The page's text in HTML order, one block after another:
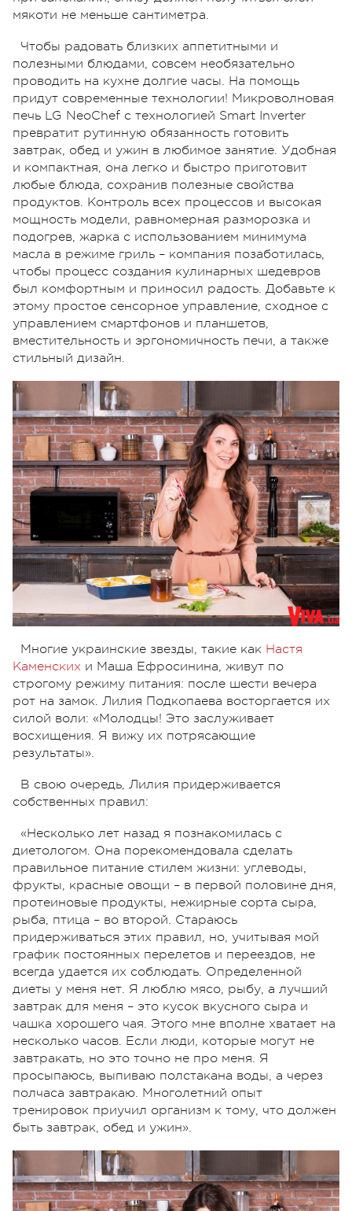
мякоти не меньше сантиметра.
Чтобы радовать близких аппетитными и
полезными блюдами, совсем необязательно
проводить на кухне долгие часы. На помощь
придут современные технологии! Микроволновая
печь LG NeoChef c технологией Smart Inverter
превратит рутинную обязанность готовить
завтрак, обед и ужин в любимое занятие. Удобная
и компактная, она легко и быстро приготовит
любые блюда, сохранив полезные свойства
продуктов. Контроль всех процессов и высокая
мощность модели, равномерная разморозка и
подогрев, жарка с использованием минимума
масла в режиме гриль – компания позаботилась,
чтобы процесс создания кулинарных шедевров
был комфортным и приносил радость. Добавьте к
этому простое сенсорное управление, сходное с
управлением смартфонов и планшетов,
вместительность и эргономичность печи, а также
стильный дизайн.
Многие украинские звезды, такие как Настя
Каменских и Маша Ефросинина, живут по
строгому режиму питания: после шести вечера
рот на замок. Лилия Подкопаева восторгается их
силой воли: «Молодцы! Это заслуживает
восхищения. Я вижу их потрясающие
результаты».
В свою очередь, Лилия придерживается
собственных правил:
«Несколько лет назад я познакомилась с
диетологом. Она порекомендовала сделать
правильное питание стилем жизни: углеводы,
фрукты, красные овощи – в первой половине дня,
протеиновые продукты, нежирные сорта сыра,
рыба, птица – во второй. Стараюсь
придерживаться этих правил, но, учитывая мой
график постоянных перелетов и переездов, не
всегда удается их соблюдать. Определенной
диеты у меня нет. Я люблю мясо, рыбу, а лучший
завтрак для меня – это кусок вкусного сыра и
чашка хорошего чая. Этого мне вполне хватает на
несколько часов. Если люди, которые могут не
завтракать, но это точно не про меня. Я
просыпаюсь, выпиваю полстакана воды, а через
полчаса завтракаю. Многолетний опыт
тренировок приучил организм к тому, что должен
быть завтрак, обед и ужин».